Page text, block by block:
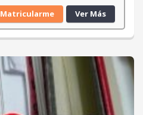
Matricularme Ver Más